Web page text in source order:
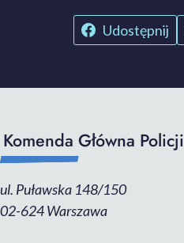
Udostępnij
Komenda Główna Policji
ul. Puławska 148/150
02-624 Warszawa